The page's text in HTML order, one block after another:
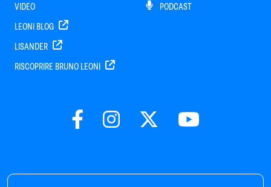
VIDEO
LEONI BLOG
LISANDER
RISCOPRIRE BRUNO LEONI
PODCAST